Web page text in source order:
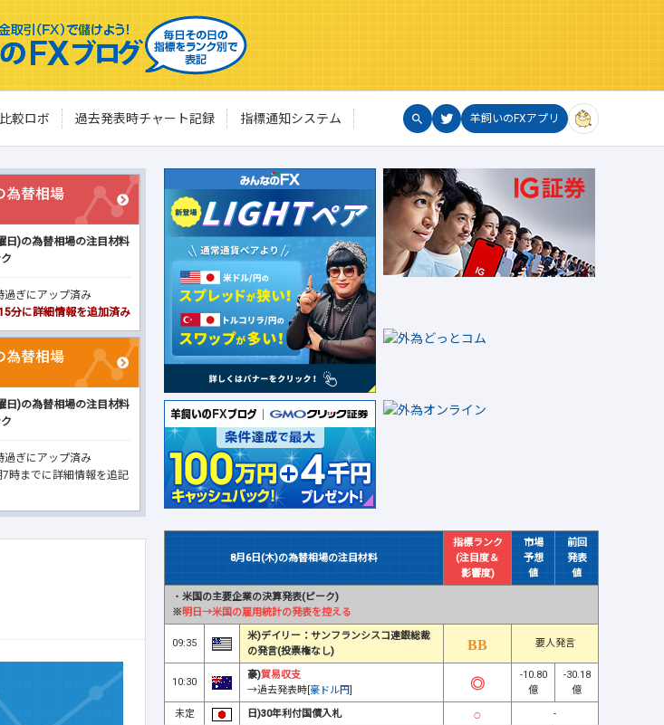
較ロボ 過去発表時チャート記録 指標通知システム 羊飼いのFXアプリ
日)の為替相場の注目材料
過ぎにアップ済み
分に詳細情報を追加済み
日)の為替相場の注目材料
過ぎにアップ済み
時までに詳細情報を追記
8月6日(木)の為替相場の注目材料
指標ランク
(注目度＆
影響度)
市場
予想
値
前回
発表
値
・ 米国の主要企業の決算発表(ピーク)
※明日→米国の雇用統計の発表を控える
09:35
米)デイリー：サンフランシスコ連銀総裁
の発言(投票権なし)
要人発言
10:30
豪)貿易収支
→過去発表時[豪ドル円]
-10.80
億
-30.18
億
未定
日)30年利付国債入札 -